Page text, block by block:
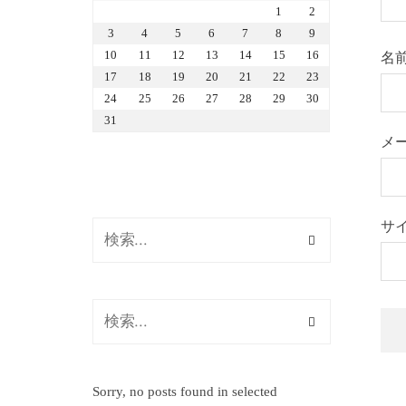
名
メ
サ
1
2
3
4 5 6 7 8
9
10
11 12 13 14 15
16
17
18 19 20 21 22
23
24
25 26 27 28 29
30
31
Sorry, no posts found in selected